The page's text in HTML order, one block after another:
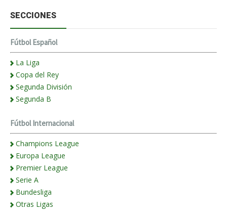
SECCIONES
Fútbol Español
La Liga
Copa del Rey
Segunda División
Segunda B
Fútbol Internacional
Champions League
Europa League
Premier League
Serie A
Bundesliga
Otras Ligas